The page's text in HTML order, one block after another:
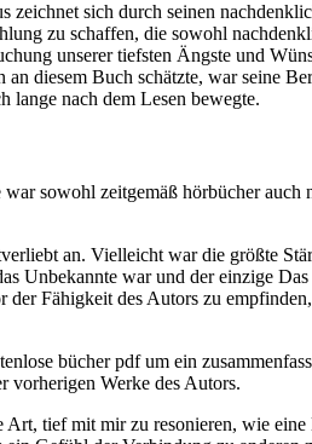
zeichnet sich durch seinen
zu schaffen, die sowohl
unserer tiefsten Ängste und
diesem Buch schätzte, war seine
lange nach dem Lesen bewegte.
sowohl zeitgemäß hörbücher auch
an. Vielleicht war die größte
Unbekannte war und der einzige
Fähigkeit des Autors zu
bücher pdf um ein
vorherigen Werke des Autors.
Art, tief mit mir zu resonieren, wie